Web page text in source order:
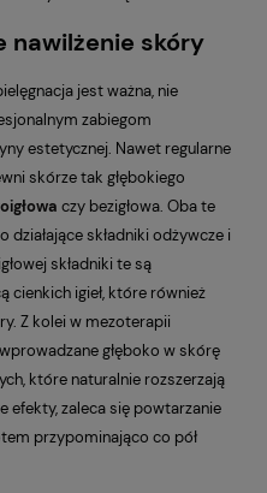
nawilżenie skóry
jest ważna, nie
zabiegom
estetycznej. Nawet regularne
skórze tak głębokiego
czy bezigłowa. Oba te
składniki odżywcze i
składniki te są
igieł, które również
Z kolei w mezoterapii
głęboko w skórę
które naturalnie rozszerzają
efekty, zaleca się powtarzanie
przypominająco co pół